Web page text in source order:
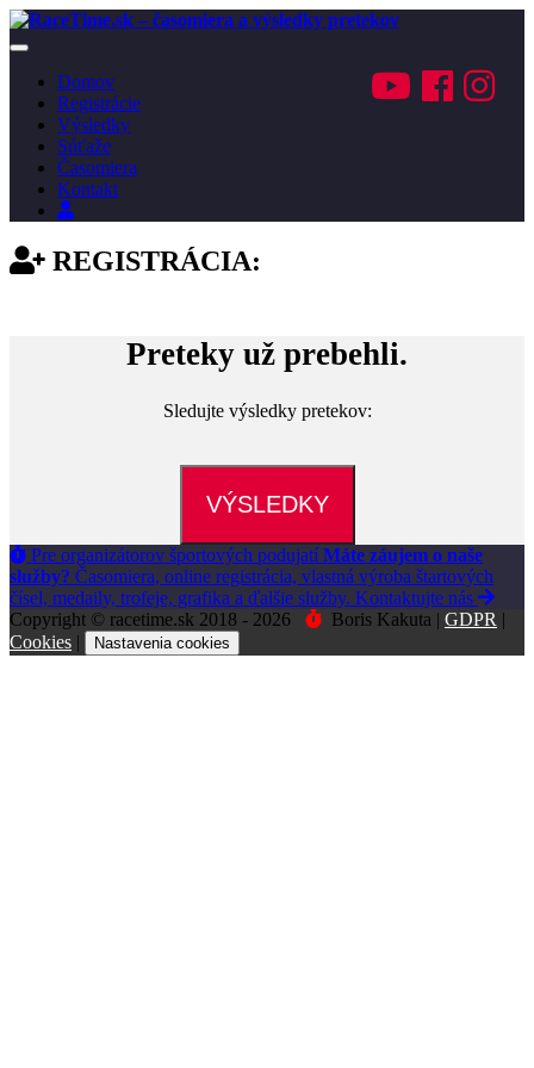
Toggle
navigationDomov
Registrácie
Výsledky
Súťaže
Časomiera
Kontakt
Prihlásenie
REGISTRÁCIA:
Preteky už prebehli.
Sledujte výsledky pretekov:
VÝSLEDKY
Pre organizátorov športových podujatí Máte záujem o naše
služby? Časomiera, online registrácia, vlastná výroba štartových
čísel, medaily, trofeje, grafika a ďalšie služby. Kontaktujte nás
Copyright © racetime.sk 2018 - 2026
Boris Kakuta | GDPR |
Cookies | Nastavenia cookies